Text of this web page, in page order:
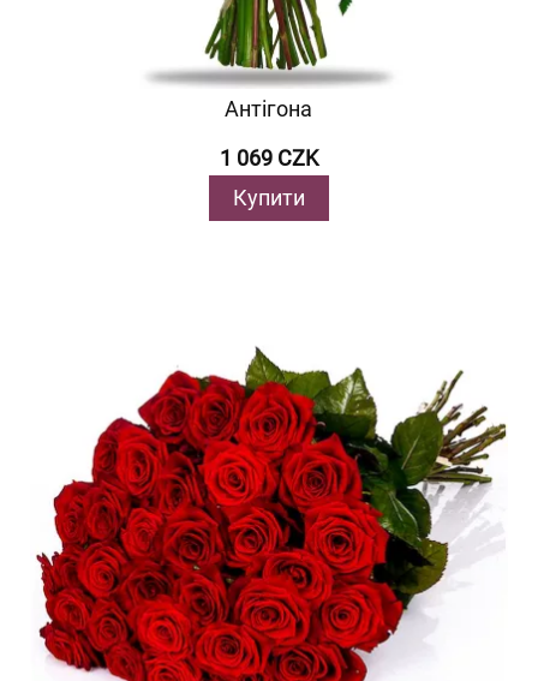
Антігона
1 069 CZK
Купити